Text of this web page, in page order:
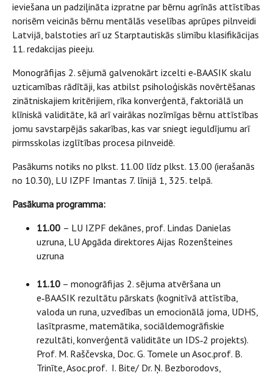
ieviešana un padziļināta izpratne par bērnu agrīnās attīstības
norisēm veicinās bērnu mentālās veselības aprūpes pilnveidi
Latvijā, balstoties arī uz Starptautiskās slimību klasifikācijas
11. redakcijas pieeju.
Monogrāfijas 2. sējumā galvenokārt izcelti e‑BAASIK skalu
uzticamības rādītāji, kas atbilst psiholoģiskās novērtēšanas
zinātniskajiem kritērijiem, rīka konverģentā, faktoriālā un
klīniskā validitāte, kā arī vairākas nozīmīgas bērnu attīstības
jomu savstarpējās sakarības, kas var sniegt ieguldījumu arī
pirmsskolas izglītības procesa pilnveidē.
Pasākums notiks no plkst. 11.00 līdz plkst. 13.00 (ierašanās
no 10.30), LU IZPF Imantas 7. līnijā 1, 325. telpā.
Pasākuma programma:
11.00 – LU IZPF dekānes, prof. Lindas Danielas
uzruna, LU Apgāda direktores Aijas Rozenšteines
uzruna
11.10 – monogrāfijas 2. sējuma atvēršana un
e‑BAASIK rezultātu pārskats (kognitīvā attīstība,
valoda un runa, uzvedības un emocionālā joma, UDHS,
lasītprasme, matemātika, sociāldemogrāfiskie
rezultāti, konverģentā validitāte un IDS‑2 projekts).
Prof. M. Raščevska, Doc. G. Tomele un Asoc.prof. B.
Trinīte, Asoc.prof. I. Bite/ Dr. Ņ. Bezborodovs,